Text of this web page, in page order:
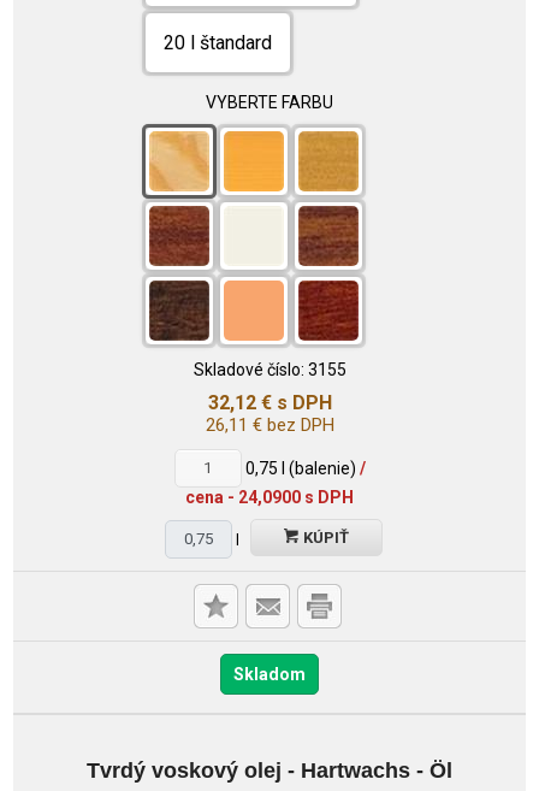
20 l štandard
VYBERTE FARBU
Skladové číslo: 3155
32,12 €s DPH
26,11 €bez DPH
0,75 l (balenie) /
cena - 24,0900 s DPH
l KÚPIŤ
Skladom
Tvrdý voskový olej - Hartwachs - Öl